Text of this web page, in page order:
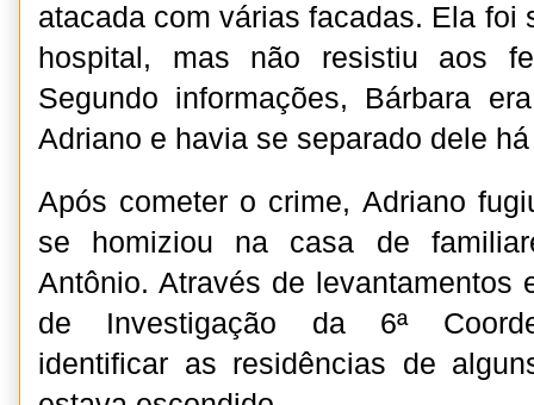
atacada com várias facadas. Ela foi
hospital, mas não resistiu aos
Segundo informações, Bárbara
Adriano e havia se separado dele
Após cometer o crime, Adriano
se homiziou na casa de
Antônio. Através de levantamentos
de Investigação da 6ª
identificar as residências de